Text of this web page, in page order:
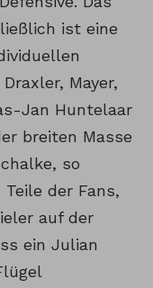
ist eine
Mayer,
Jan Huntelaar
breiten Masse
so
der Fans,
auf der
ein Julian